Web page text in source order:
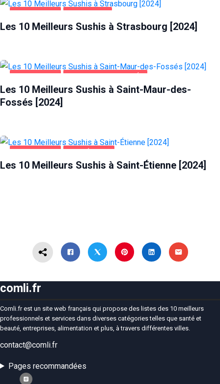
ALIMENTATION STRASBOURG
Les 10 Meilleurs Sushis à Strasbourg [2024]
ALIMENTATION SAINT-MAUR-DES-FOSSÉS
Les 10 Meilleurs Sushis à Saint-Maur-des-
Fossés [2024]
ALIMENTATION SAINT-ÉTIENNE
Les 10 Meilleurs Sushis à Saint-Étienne [2024]
comli.fr
Comli.fr est un site web français qui propose des listes des 10 meilleurs
professionnels et services dans diverses catégories telles que santé et
beauté, entreprises, alimentation et plus, à travers différentes villes.
contact@comli.fr
Pages recommandées